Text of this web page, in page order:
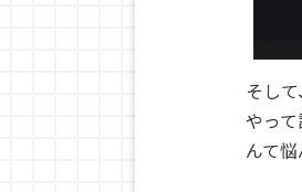
そし
やっ
んて